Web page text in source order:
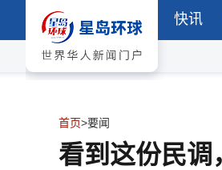
快讯
首页>要闻
看到这份民调